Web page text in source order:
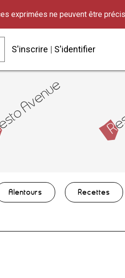
exprimées ne peuvent être
S'inscrire | S'identifier
Alentours Recettes